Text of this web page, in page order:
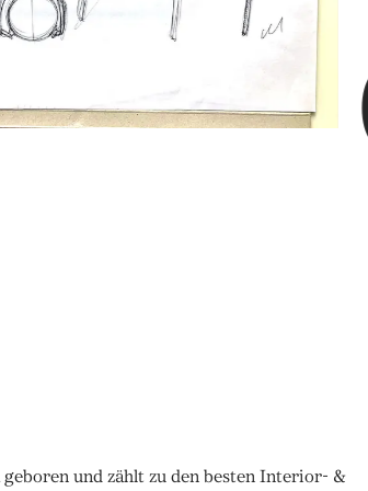
und zählt zu den besten Interior- &